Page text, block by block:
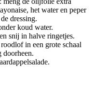
het water en peper
dressing.
koud water.
snij in halve ringetjes.
in een grote schaal
doorheen.